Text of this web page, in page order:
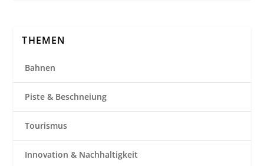
THEMEN
Bahnen
Piste & Beschneiung
Tourismus
Innovation & Nachhaltigkeit